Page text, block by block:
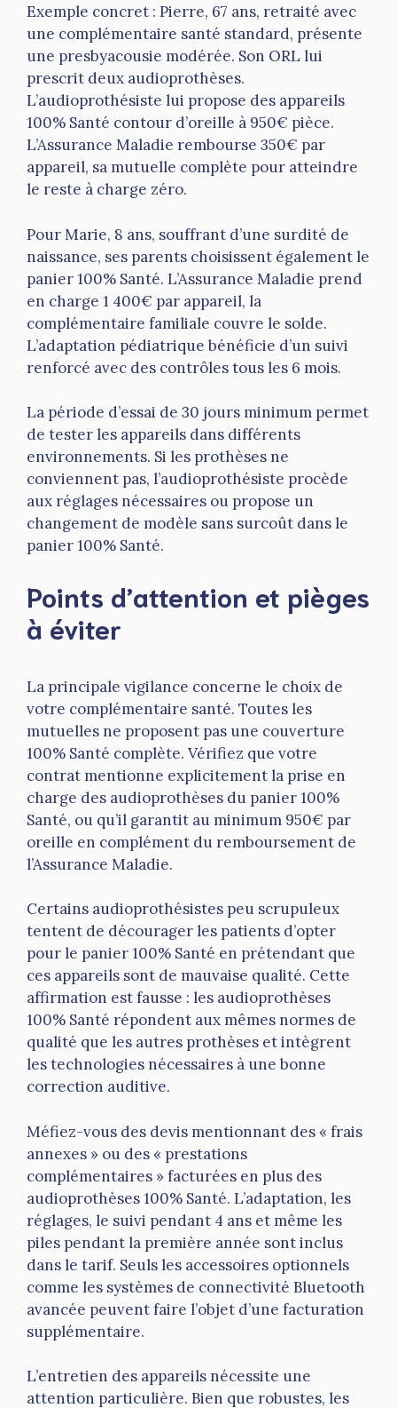
Exemple concret : Pierre, 67 ans, retraité avec
une complémentaire santé standard, présente
une presbyacousie modérée. Son ORL lui
prescrit deux audioprothèses.
L’audioprothésiste lui propose des appareils
100% Santé contour d’oreille à 950€ pièce.
L’Assurance Maladie rembourse 350€ par
appareil, sa mutuelle complète pour atteindre
le reste à charge zéro.
Pour Marie, 8 ans, souffrant d’une surdité de
naissance, ses parents choisissent également le
panier 100% Santé. L’Assurance Maladie prend
en charge 1 400€ par appareil, la
complémentaire familiale couvre le solde.
L’adaptation pédiatrique bénéficie d’un suivi
renforcé avec des contrôles tous les 6 mois.
La période d’essai de 30 jours minimum permet
de tester les appareils dans différents
environnements. Si les prothèses ne
conviennent pas, l’audioprothésiste procède
aux réglages nécessaires ou propose un
changement de modèle sans surcoût dans le
panier 100% Santé.
Points d’attention et pièges
à éviter
La principale vigilance concerne le choix de
votre complémentaire santé. Toutes les
mutuelles ne proposent pas une couverture
100% Santé complète. Vérifiez que votre
contrat mentionne explicitement la prise en
charge des audioprothèses du panier 100%
Santé, ou qu’il garantit au minimum 950€ par
oreille en complément du remboursement de
l’Assurance Maladie.
Certains audioprothésistes peu scrupuleux
tentent de décourager les patients d’opter
pour le panier 100% Santé en prétendant que
ces appareils sont de mauvaise qualité. Cette
affirmation est fausse : les audioprothèses
100% Santé répondent aux mêmes normes de
qualité que les autres prothèses et intègrent
les technologies nécessaires à une bonne
correction auditive.
Méfiez-vous des devis mentionnant des « frais
annexes » ou des « prestations
complémentaires » facturées en plus des
audioprothèses 100% Santé. L’adaptation, les
réglages, le suivi pendant 4 ans et même les
piles pendant la première année sont inclus
dans le tarif. Seuls les accessoires optionnels
comme les systèmes de connectivité Bluetooth
avancée peuvent faire l’objet d’une facturation
supplémentaire.
L’entretien des appareils nécessite une
attention particulière. Bien que robustes, les